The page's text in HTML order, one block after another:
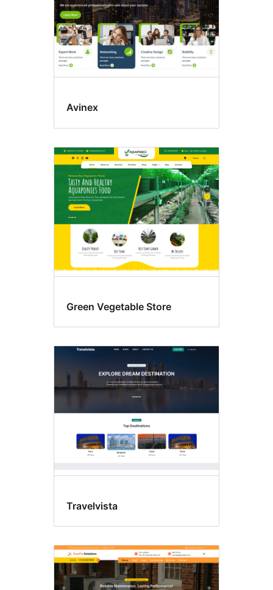
Avinex
Green Vegetable Store
Travelvista